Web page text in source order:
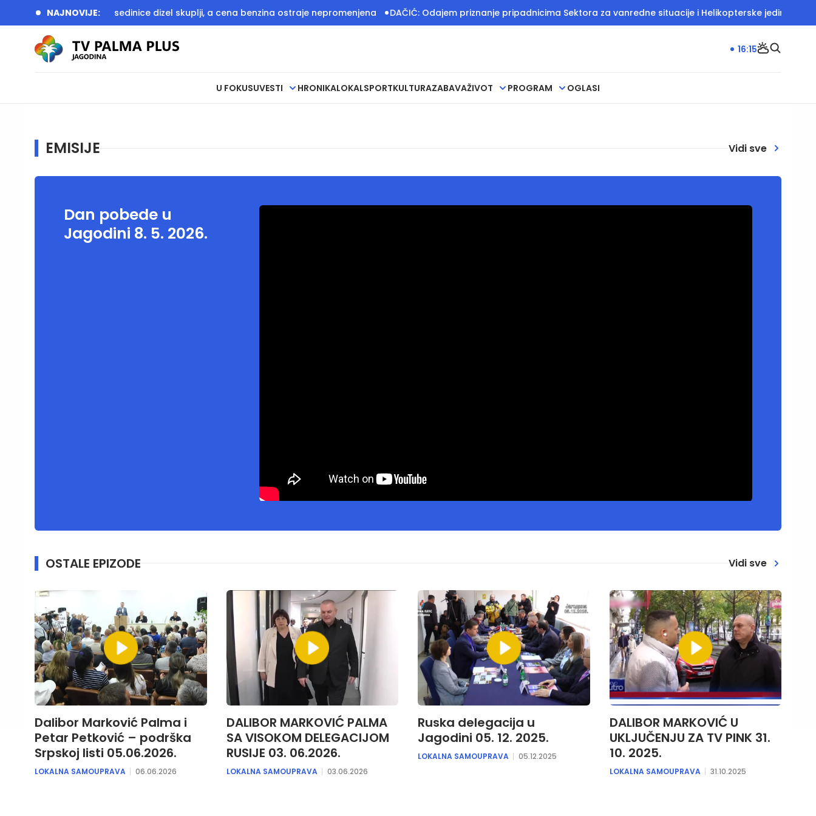
NAJNOVIJE:
NARODA Naredne sedinice dizel skuplji, a cena benzina ostraje nepromenjena DAČIĆ: Odajem priznanje pripadnicima Sektora za vanredne situacije i Helikopterske jedinice
U FOKUSUVESTI HRONIKALOKALSPORTKULTURAZABAVAŽIVOT PROGRAM OGLASI
16:15
EMISIJE Vidi sve
Dan pobede u
Jagodini 8. 5. 2026.
OSTALE EPIZODE Vidi sve
Dalibor Marković Palma i
Petar Petković – podrška
Srpskoj listi 05.06.2026.
LOKALNA SAMOUPRAVA 06.06.2026
DALIBOR MARKOVIĆ PALMA
SA VISOKOM DELEGACIJOM
RUSIJE 03. 06.2026.
LOKALNA SAMOUPRAVA 03.06.2026
Ruska delegacija u
Jagodini 05. 12. 2025.
LOKALNA SAMOUPRAVA 05.12.2025
DALIBOR MARKOVIĆ U
UKLJUČENJU ZA TV PINK 31.
10. 2025.
LOKALNA SAMOUPRAVA 31.10.2025